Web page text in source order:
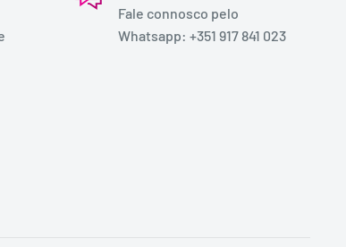
Fale connosco pelo
Whatsapp: +351 917 841 023